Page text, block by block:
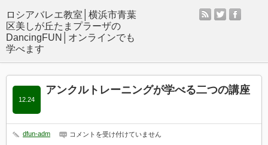
rss twitter
アンクルトレーニングが学べる二つの講座
12.24
dfun-adm
ア
コメントを受け付けていません